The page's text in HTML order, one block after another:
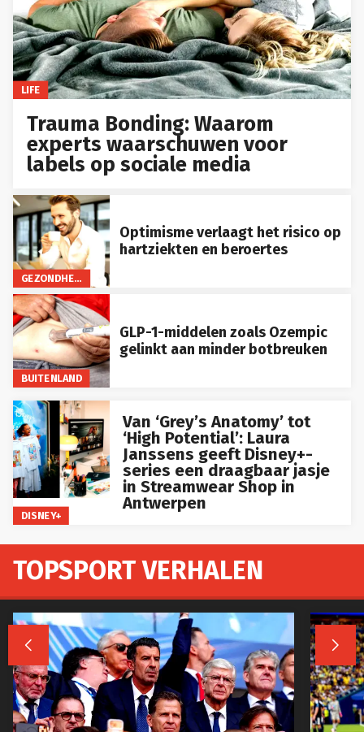
LIFE
Trauma Bonding: Waarom
experts waarschuwen voor
labels op sociale media
GEZONDHEID
Optimisme verlaagt het risico op
hartziekten en beroertes
BUITENLAND
GLP-1-middelen zoals Ozempic
gelinkt aan minder botbreuken
DISNEY+
Van ‘Grey’s Anatomy’ tot
‘High Potential’: Laura
Janssens geeft Disney+-
series een draagbaar jasje
in Streamwear Shop in
Antwerpen
TOPSPORT VERHALEN
 